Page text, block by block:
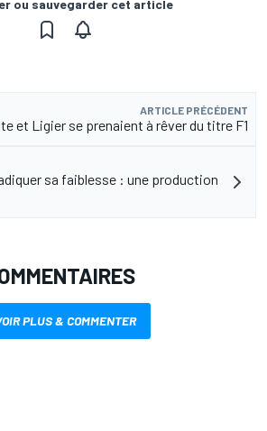
ou sauvegarder cet article
ARTICLE PRÉCÉDENT
et Ligier se prenaient à rêver du titre F1
sa faiblesse : une production
PLUS & COMMENTER